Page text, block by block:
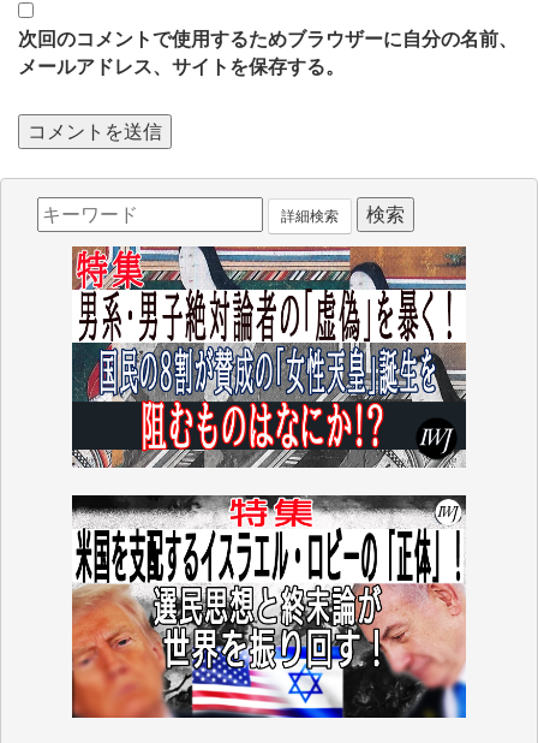
次回のコメントで使用するためブラウザーに自分の名前、
メールアドレス、サイトを保存する。
詳細検索